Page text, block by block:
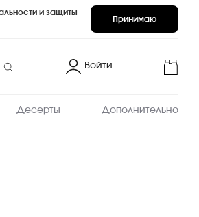
Принимаю
и защиты
Войти
Десерты Дополнительно